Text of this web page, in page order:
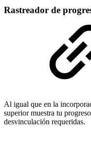
Rastreador de
Al igual que en la
superior muestra tu
desvinculación requeridas.